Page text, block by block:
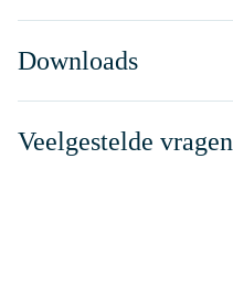
Downloads
Veelgestelde vragen